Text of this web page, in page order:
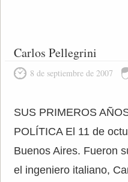
Carlos Pellegrini
8 de septiembre de 2007
SUS PRIMEROS
POLÍTICA El 11 de
Buenos Aires. Fueron
el ingeniero italiano,